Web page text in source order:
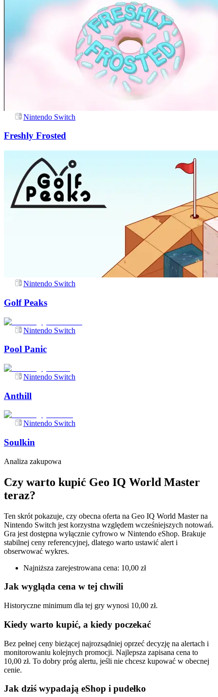
Nintendo Switch
Freshly Frosted
Nintendo Switch
Golf Peaks
Nintendo Switch
Pool Panic
Nintendo Switch
Anthill
Nintendo Switch
Soulkin
Analiza zakupowa
Czy warto kupić Geo IQ World Master
teraz?
Ten skrót pokazuje, czy obecna oferta na Geo IQ World Master na
Nintendo Switch jest korzystna względem wcześniejszych notowań.
Gra jest dostępna wyłącznie cyfrowo w Nintendo eShop. Brakuje
stabilnej ceny referencyjnej, dlatego warto ustawić alert i
obserwować wykres.
Najniższa zarejestrowana cena: 10,00 zł
Jak wygląda cena w tej chwili
Historyczne minimum dla tej gry wynosi 10,00 zł.
Kiedy warto kupić, a kiedy poczekać
Bez pełnej ceny bieżącej najrozsądniej oprzeć decyzję na alertach i
monitorowaniu kolejnych promocji. Najlepsza zapisana cena to
10,00 zł. To dobry próg alertu, jeśli nie chcesz kupować w obecnej
cenie.
Jak dziś wypadają eShop i pudełko